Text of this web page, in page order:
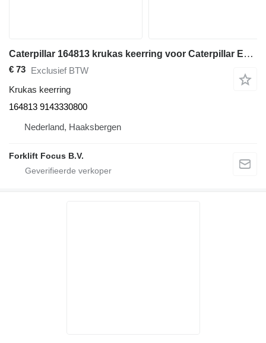
Caterpillar 164813 krukas keerring voor Caterpillar EP16-30/ EP30K-30K, GP20K-35K/DP30K, DP30-35 vorkheftruck
€ 73 Exclusief BTW
Krukas keerring
164813 9143330800
Nederland, Haaksbergen
Forklift Focus B.V.